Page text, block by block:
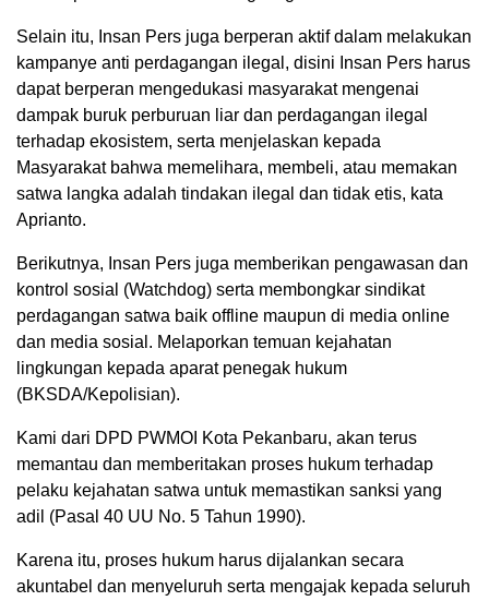
Selain itu, Insan Pers juga berperan aktif dalam melakukan
kampanye anti perdagangan ilegal, disini Insan Pers harus
dapat berperan mengedukasi masyarakat mengenai
dampak buruk perburuan liar dan perdagangan ilegal
terhadap ekosistem, serta menjelaskan kepada
Masyarakat bahwa memelihara, membeli, atau memakan
satwa langka adalah tindakan ilegal dan tidak etis, kata
Aprianto.
Berikutnya, Insan Pers juga memberikan pengawasan dan
kontrol sosial (Watchdog) serta membongkar sindikat
perdagangan satwa baik offline maupun di media online
dan media sosial. Melaporkan temuan kejahatan
lingkungan kepada aparat penegak hukum
(BKSDA/Kepolisian).
Kami dari DPD PWMOI Kota Pekanbaru, akan terus
memantau dan memberitakan proses hukum terhadap
pelaku kejahatan satwa untuk memastikan sanksi yang
adil (Pasal 40 UU No. 5 Tahun 1990).
Karena itu, proses hukum harus dijalankan secara
akuntabel dan menyeluruh serta mengajak kepada seluruh